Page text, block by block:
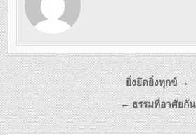
Post navigationยิ่งยึดยิ่งทุกข์ →
← ธรรมที่อาศัยกัน